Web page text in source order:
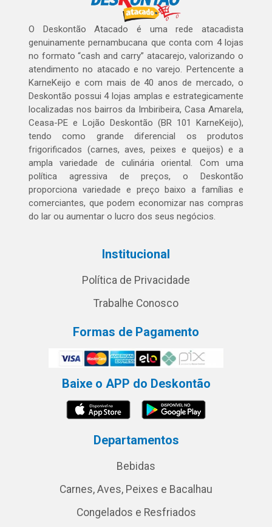
O Deskontão Atacado é uma rede atacadista
genuinamente pernambucana que conta com 4 lojas
no formato “cash and carry” atacarejo, valorizando o
atendimento no atacado e no varejo. Pertencente a
KarneKeijo e com mais de 40 anos de mercado, o
Deskontão possui 4 lojas amplas e estrategicamente
localizadas nos bairros da Imbiribeira, Casa Amarela,
Ceasa-PE e Lojão Deskontão (BR 101 KarneKeijo),
tendo como grande diferencial os produtos
frigorificados (carnes, aves, peixes e queijos) e a
ampla variedade de culinária oriental. Com uma
política agressiva de preços, o Deskontão
proporciona variedade e preço baixo a famílias e
comerciantes, que podem economizar nas compras
do lar ou aumentar o lucro dos seus negócios.
Institucional
Política de Privacidade
Trabalhe Conosco
Formas de Pagamento
Baixe o APP do Deskontão
Departamentos
Bebidas
Carnes, Aves, Peixes e Bacalhau
Congelados e Resfriados